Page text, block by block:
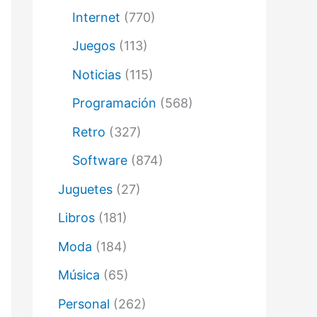
Internet (770)
Juegos (113)
Noticias (115)
Programación (568)
Retro (327)
Software (874)
Juguetes (27)
Libros (181)
Moda (184)
Música (65)
Personal (262)